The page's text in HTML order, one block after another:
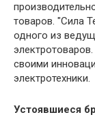
товаров. "Сила
одного из
своими
электротехники.
Устоявшиеся